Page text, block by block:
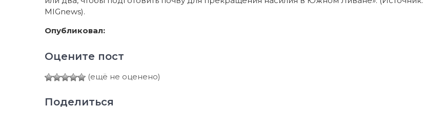
MIGnews).
Опубликовал:
Оцените пост
(ещё не оценено)
Поделиться